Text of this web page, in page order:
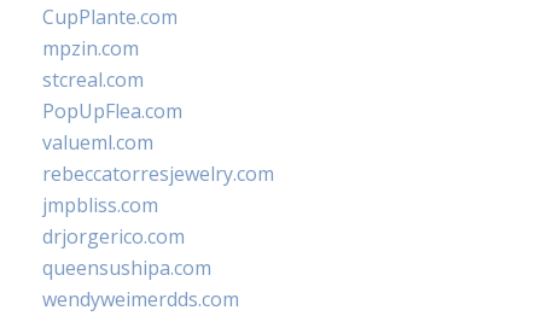
CupPlante.com
mpzin.com
stcreal.com
PopUpFlea.com
valueml.com
rebeccatorresjewelry.com
jmpbliss.com
drjorgerico.com
queensushipa.com
wendyweimerdds.com